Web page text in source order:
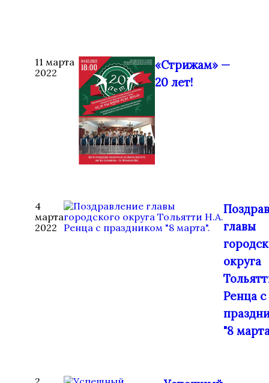
11 марта
2022
«Стрижам» —
20 лет!
4
марта
2022
главы
округа
Ренца с
"8